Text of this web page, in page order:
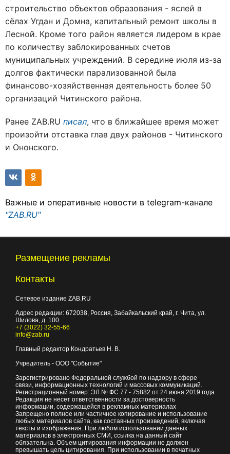
строительство объектов образования - яслей в
сёлах Угдан и Домна, капитальный ремонт школы в
Лесной. Кроме того район является лидером в крае
по количеству заблокированных счетов
муниципальных учреждений. В середине июля из-за
долгов фактически парализованной была
финансово-хозяйственная деятельность более 50
организаций Читинского района.
Ранее ZAB.RU писал, что в ближайшее время может
произойти отставка глав двух районов - Читинского
и Ононского.
Важные и оперативные новости в telegram-канале
"ZAB.RU"
Размещение рекламы
Контакты
Сетевое издание ZAB.RU
Адрес редакции: 672038, Россия, Забайкальский край, г. Чита, ул.
Шилова, д. 100
+7 (3022) 32-55-66
info@zab.ru
Главный редактор Кондратьев Н. В.
Учредитель - ООО "Событие"
Зарегистрировано Федеральной службой по надзору в сфере
связи, информационных технологий и массовых коммуникаций.
Регистрационный номер: ЭЛ № ФС 77 - 75882 от 24 июня 2019 года
Редакция не несет ответственности за достоверность
информации, содержащейся в рекламных материалах
Запрещено полное или частичное копирование и использование
любых материалов сайта, как составных произведений, включая
тексты и изображения. При любом использовании данных
материалов в электронных СМИ, ссылка на данный сайт
обязательна. Объем цитирования информации не должен
превышать цель цитирования. При использовании в печатных